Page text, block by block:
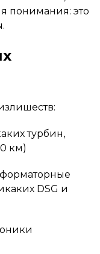
понимания: это
турбин,
км)
DSG и